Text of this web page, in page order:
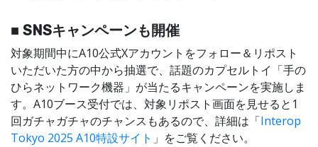
■ SNSキャンペーンも開催
対象期間中にA10公式Xアカウントをフォロー＆リポスト
いただいた方の中から抽選で、話題のカプセルトイ「手の
ひらネットワーク機器」が当たるキャンペーンを実施しま
す。A10ブース受付では、対象リポスト画面を見せると1
回ガチャガチャのチャンスもあるので、詳細は「Interop
Tokyo 2025 A10特設サイト 」をご覧ください。